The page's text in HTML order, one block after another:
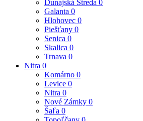
Dunajská Streda 0
Galanta 0
Hlohovec 0
Piešťany 0
Senica 0
Skalica 0
Trnava 0
Nitra 0
Komárno 0
Levice 0
Nitra 0
Nové Zámky 0
Šaľa 0